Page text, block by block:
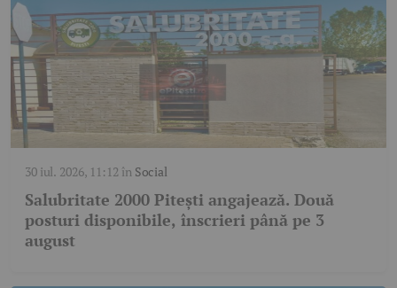
30 iul. 2026, 11:12 în Social
Salubritate 2000 Pitești angajează. Două
posturi disponibile, înscrieri până pe 3
august